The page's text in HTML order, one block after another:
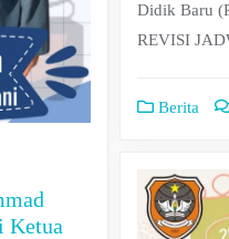
Ketua
Didik Baru
REVISI
Berita